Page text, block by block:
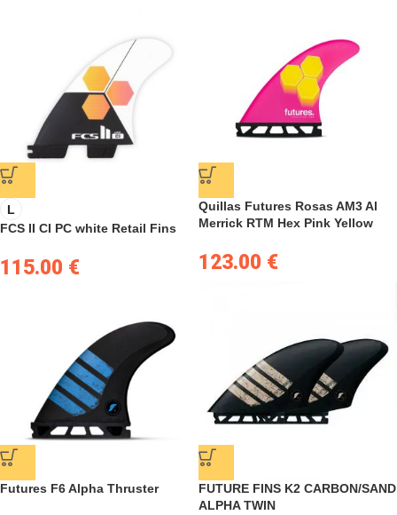
L
FCS II CI PC white Retail Fins
115.00 €
Quillas Futures Rosas AM3 Al
Merrick RTM Hex Pink Yellow
123.00 €
Futures F6 Alpha Thruster
FUTURE FINS K2 CARBON/SAND
ALPHA TWIN